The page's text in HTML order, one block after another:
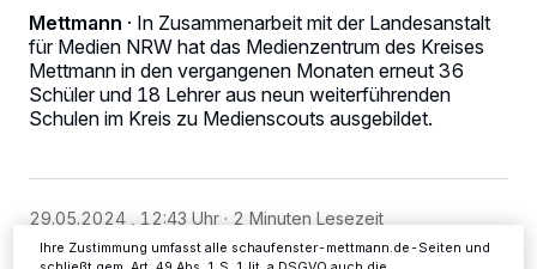
Mettmann · In Zusammenarbeit mit der Landesanstalt
für Medien NRW hat das Medienzentrum des Kreises
Mettmann in den vergangenen Monaten erneut 36
Schüler und 18 Lehrer aus neun weiterführenden
Schulen im Kreis zu Medienscouts ausgebildet.
29.05.2024 , 12:43 Uhr 2 Minuten Lesezeit
personenbezogene Daten wie Browserdaten oder eindeutige
Kennungen auf Ihrem Gerät zu. Durch Auswahl von OK aktivieren Sie
Tracking-Technologien für die unter „Wir und unsere Partner
verarbeiten Daten, um Ihnen Dienste bereitzustellen“ aufgeführten
Zwecke. Wenn Tracker deaktiviert sind, sind manche Inhalte und
Anzeigen möglicherweise nicht mehr so relevant für Sie. Sie können
Einstellungen oder Ablehnen am unteren Rand der Webseite klicken.
Informationen finden Sie in unserer Datenschutzerklärung.
Ihre Zustimmung umfasst alle schaufenster-mettmann.de-Seiten und